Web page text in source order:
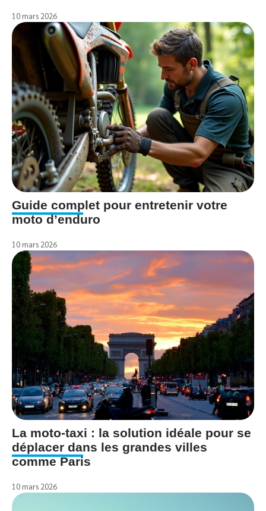
10 mars 2026
Guide complet pour entretenir votre
moto d’enduro
10 mars 2026
La moto-taxi : la solution idéale pour se
déplacer dans les grandes villes
comme Paris
10 mars 2026